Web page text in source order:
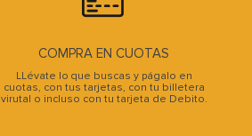
COMPRA EN CUOTAS
LLévate lo que buscas y págalo en
cuotas, con tus tarjetas, con tu billetera
virutal o incluso con tu tarjeta de Debito.